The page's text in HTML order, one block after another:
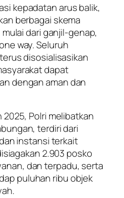
kepadatan arus balik,
berbagai skema
dari ganjil-genap,
way. Seluruh
disosialisasikan
dapat
dengan aman dan
2025, Polri melibatkan
terdiri dari
instansi terkait
2.903 posko
dan terpadu, serta
puluhan ribu objek